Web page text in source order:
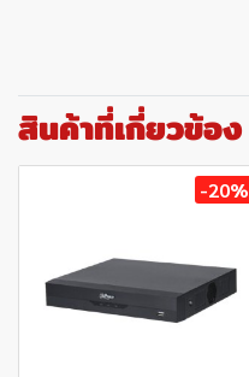
สินค้าที่เกี่ยวข้อง
-20%